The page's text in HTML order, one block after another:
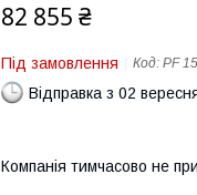
82 855 ₴
Під замовлення Код: PF
Відправка з 02
Компанія тимчасово не